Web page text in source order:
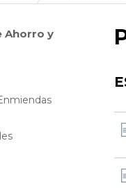
Ahorro y